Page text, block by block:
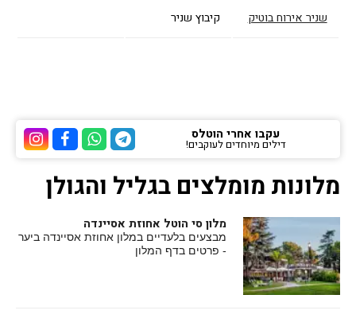
שניר אירוח בוטיק קיבוץ שניר
ערוץ ערוץ
ערוץ הוואטסאפ של
ערוץ הטלגרם של הוטלס
עקבו אחרי הוטלס
דילים מיוחדים לעוקבים!
מלונות מומלצים בגליל והגולן
מלון סי הוטל אחוזת אסיינדה
מבצעים בלעדיים במלון אחוזת אסיינדה ביער
- פרטים בדף המלון